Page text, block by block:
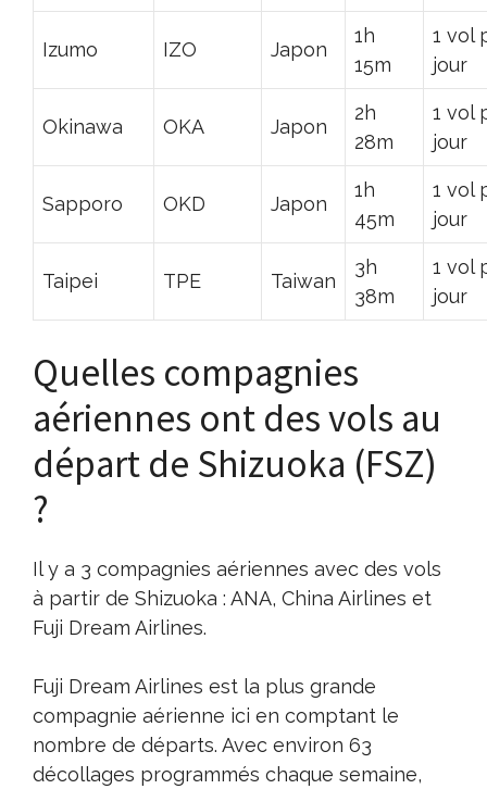
Izumo IZO Japon
1h
15m
1 vol
jour
Okinawa OKA Japon
2h
28m
1 vol
jour
Sapporo OKD Japon
1h
45m
1 vol
jour
Taipei TPE Taiwan
3h
38m
1 vol
jour
Quelles compagnies
aériennes ont des vols au
départ de Shizuoka (FSZ)
?
Il y a 3 compagnies aériennes avec des vols
à partir de Shizuoka : ANA, China Airlines et
Fuji Dream Airlines.
Fuji Dream Airlines est la plus grande
compagnie aérienne ici en comptant le
nombre de départs. Avec environ 63
décollages programmés chaque semaine,